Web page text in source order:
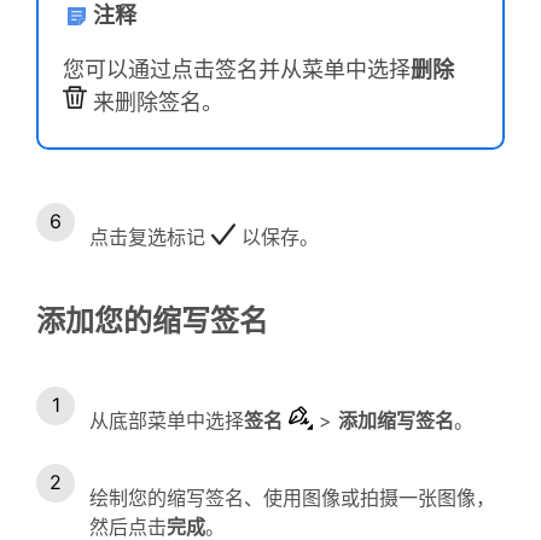
注释
您可以通过点击签名并从菜单中选择删除
来删除签名。
点击复选标记 以保存。
添加您的缩写签名
从底部菜单中选择签名 > 添加缩写签名。
绘制您的缩写签名、使用图像或拍摄一张图像，
然后点击完成。